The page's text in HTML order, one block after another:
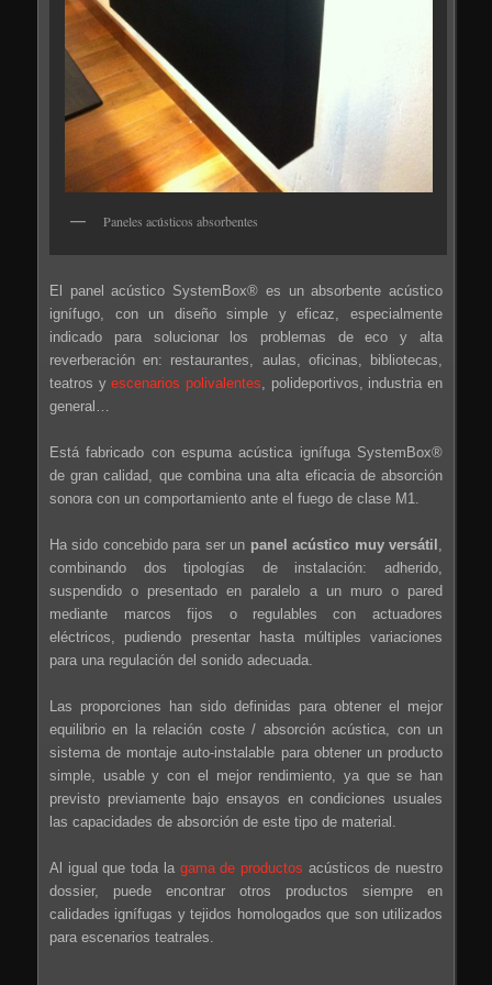
Paneles acústicos absorbentes
El panel acústico SystemBox® es un absorbente acústico
ignífugo, con un diseño simple y eficaz, especialmente
indicado para solucionar los problemas de eco y alta
reverberación en: restaurantes, aulas, oficinas, bibliotecas,
teatros yescenarios polivalentes , polideportivos, industria en
general…
Está fabricado con espuma acústica ignífuga SystemBox®
de gran calidad, que combina una alta eficacia de absorción
sonora con un comportamiento ante el fuego de clase M1.
Ha sido concebido para ser un panel acústico muy versátil
combinando dos tipologías de instalación: adherido,
suspendido o presentado en paralelo a un muro o pared
mediante marcos fijos o regulables con actuadores
eléctricos, pudiendo presentar hasta múltiples variaciones
para una regulación del sonido adecuada.
Las proporciones han sido definidas para obtener el mejor
equilibrio en la relación coste / absorción acústica, con un
sistema de montaje auto-instalable para obtener un producto
simple, usable y con el mejor rendimiento, ya que se han
previsto previamente bajo ensayos en condiciones usuales
las capacidades de absorción de este tipo de material.
Al igual que toda la gama de productos acústicos de nuestro
dossier, puede encontrar otros productos siempre en
calidades ignífugas y tejidos homologados que son utilizados
para escenarios teatrales.